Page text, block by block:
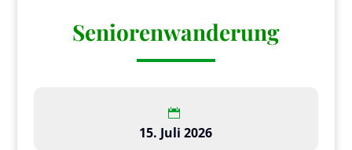
Seniorenwanderung
15. Juli 2026